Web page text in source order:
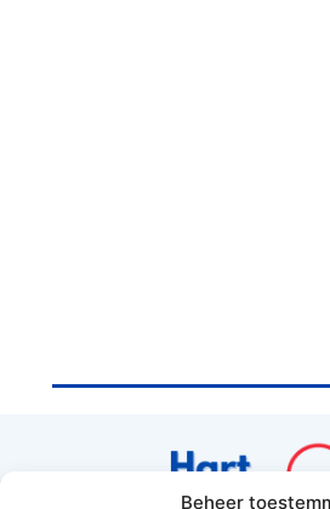
Beheer